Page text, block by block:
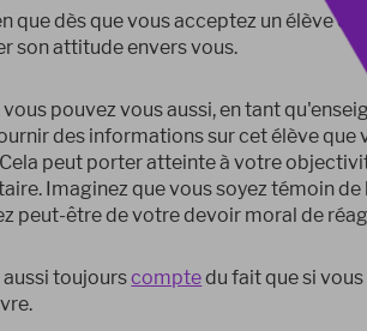
que dès que vous acceptez un élève
son attitude envers vous.
vous pouvez vous aussi, en tant
des informations sur cet élève que
peut porter atteinte à votre
Imaginez que vous soyez témoin de
peut-être de votre devoir moral de
aussi toujourscomptedu fait que si